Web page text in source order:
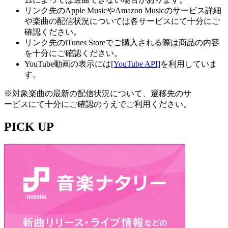
リンク先のApple MusicやAmazon Musicのサービス詳細
や楽曲の配信状況については各サービスにて十分にご
確認ください。
リンク先のiTunes Storeでご購入される際は商品の内容
を十分にご確認ください。
YouTube動画の表示には[YouTube API]を利用していま
す。
※対象楽曲の最新の配信状況について、遷移先のサ
ービスにて十分にご確認のうえでご利用ください。
PICK UP